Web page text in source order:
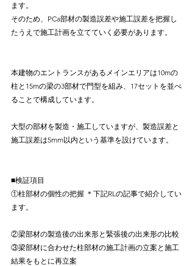
ます。
そのため、PCa部材の製造誤差や施工誤差を把握し
たうえで施工計画を立てていく必要があります。
本建物のエントランスがあるメインエリアは10mの
柱と15mの梁の3部材で門型を組み、17セットを並べ
ることで構成しています。
大型の部材を製造・施工していますが、製造誤差と
施工誤差は5mm以内という基準を設けています。
■検証項目
①柱部材の個性の把握 ＊下記RLの記事で紹介してい
ます。
②梁部材の製造後の出来形と緊張後の出来形の比較
③梁部材に合わせた柱部材の施工計画の立案と施工
結果をもとに再立案